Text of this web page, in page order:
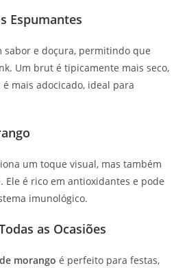
Espumantes
sabor e doçura, permitindo que
Um brut é tipicamente mais seco,
mais adocicado, ideal para
um toque visual, mas também
Ele é rico em antioxidantes e pode
imunológico.
as Ocasiões
morango é perfeito para festas,